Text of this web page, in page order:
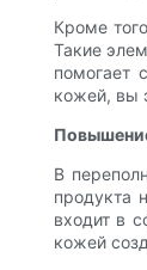
Кроме
Такие
помогает
кожей, вы
В
продукта
входит в
кожей